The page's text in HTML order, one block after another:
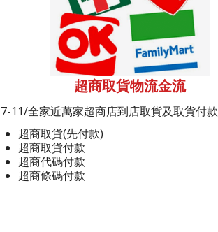
超商取貨物流金流
7-11/全家近萬家超商店到店取貨及取貨付款
超商取貨(先付款)
超商取貨付款
超商代碼付款
超商條碼付款